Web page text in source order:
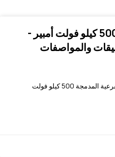
محطة فرعية مدمجة 500 كيلو فولت أمبير -
والمواصفات
جدول المحتوياتما هي المحطة الفرعية المدمجة 500 كيلو فولت